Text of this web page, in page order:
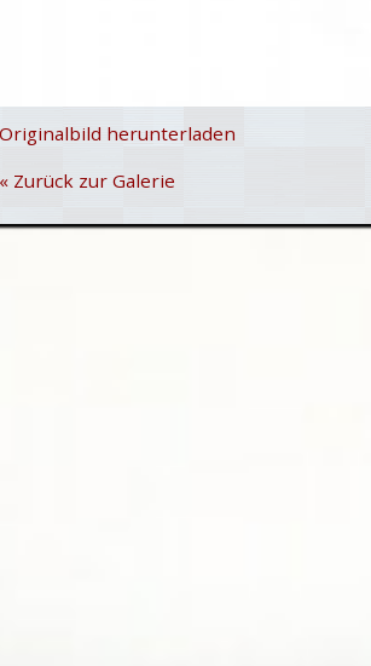
Originalbild herunterladen
« Zurück zur Galerie